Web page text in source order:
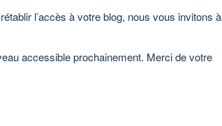
l’accès à votre blog, nous vous invitons à
accessible prochainement. Merci de votre